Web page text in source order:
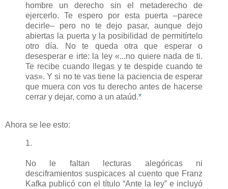
hombre un derecho sin el metaderecho de
ejercerlo. Te espero por esta puerta –parece
decirle– pero no te dejo pasar, aunque dejo
abiertas la puerta y la posibilidad de permitírtelo
otro día. No te queda otra que esperar o
desesperar e irte: la ley «...no quiere nada de ti.
Te recibe cuando llegas y te despide cuando te
vas». Y si no te vas tiene la paciencia de esperar
que muera con vos tu derecho antes de hacerse
cerrar y dejar, como a un ataúd.*
Ahora se lee esto:
1.
No le faltan lecturas alegóricas ni
desciframientos suspicaces al cuento que Franz
Kafka publicó con el título “Ante la ley” e incluyó